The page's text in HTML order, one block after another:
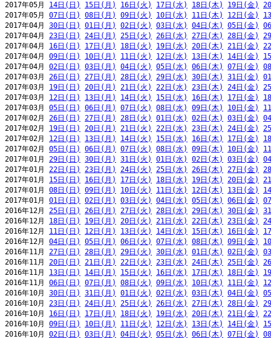
2017年05月 14日(日) 15日(月) 16日(火) 17日(水) 18日(木) 19日(金)
2017年05月 07日(日) 08日(月) 09日(火) 10日(水) 11日(木) 12日(金)
2017年04月 30日(日) 01日(月) 02日(火) 03日(水) 04日(木) 05日(金)
2017年04月 23日(日) 24日(月) 25日(火) 26日(水) 27日(木) 28日(金)
2017年04月 16日(日) 17日(月) 18日(火) 19日(水) 20日(木) 21日(金)
2017年04月 09日(日) 10日(月) 11日(火) 12日(水) 13日(木) 14日(金)
2017年04月 02日(日) 03日(月) 04日(火) 05日(水) 06日(木) 07日(金)
2017年03月 26日(日) 27日(月) 28日(火) 29日(水) 30日(木) 31日(金)
2017年03月 19日(日) 20日(月) 21日(火) 22日(水) 23日(木) 24日(金)
2017年03月 12日(日) 13日(月) 14日(火) 15日(水) 16日(木) 17日(金)
2017年03月 05日(日) 06日(月) 07日(火) 08日(水) 09日(木) 10日(金)
2017年02月 26日(日) 27日(月) 28日(火) 01日(水) 02日(木) 03日(金)
2017年02月 19日(日) 20日(月) 21日(火) 22日(水) 23日(木) 24日(金)
2017年02月 12日(日) 13日(月) 14日(火) 15日(水) 16日(木) 17日(金)
2017年02月 05日(日) 06日(月) 07日(火) 08日(水) 09日(木) 10日(金)
2017年01月 29日(日) 30日(月) 31日(火) 01日(水) 02日(木) 03日(金)
2017年01月 22日(日) 23日(月) 24日(火) 25日(水) 26日(木) 27日(金)
2017年01月 15日(日) 16日(月) 17日(火) 18日(水) 19日(木) 20日(金)
2017年01月 08日(日) 09日(月) 10日(火) 11日(水) 12日(木) 13日(金)
2017年01月 01日(日) 02日(月) 03日(火) 04日(水) 05日(木) 06日(金)
2016年12月 25日(日) 26日(月) 27日(火) 28日(水) 29日(木) 30日(金)
2016年12月 18日(日) 19日(月) 20日(火) 21日(水) 22日(木) 23日(金)
2016年12月 11日(日) 12日(月) 13日(火) 14日(水) 15日(木) 16日(金)
2016年12月 04日(日) 05日(月) 06日(火) 07日(水) 08日(木) 09日(金)
2016年11月 27日(日) 28日(月) 29日(火) 30日(水) 01日(木) 02日(金)
2016年11月 20日(日) 21日(月) 22日(火) 23日(水) 24日(木) 25日(金)
2016年11月 13日(日) 14日(月) 15日(火) 16日(水) 17日(木) 18日(金)
2016年11月 06日(日) 07日(月) 08日(火) 09日(水) 10日(木) 11日(金)
2016年10月 30日(日) 31日(月) 01日(火) 02日(水) 03日(木) 04日(金)
2016年10月 23日(日) 24日(月) 25日(火) 26日(水) 27日(木) 28日(金)
2016年10月 16日(日) 17日(月) 18日(火) 19日(水) 20日(木) 21日(金)
2016年10月 09日(日) 10日(月) 11日(火) 12日(水) 13日(木) 14日(金)
2016年10月 02日(日) 03日(月) 04日(火) 05日(水) 06日(木) 07日(金)